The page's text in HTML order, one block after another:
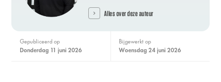
Alles over deze auteur
Gepubliceerd op
donderdag 11 juni 2026
Bijgewerkt op
woensdag 24 juni 2026